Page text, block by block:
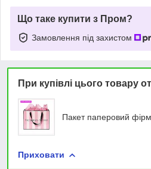
Що таке купити з Пром?
Замовлення під захистом
При купівлі цього товару
Пакет паперовий
Приховати